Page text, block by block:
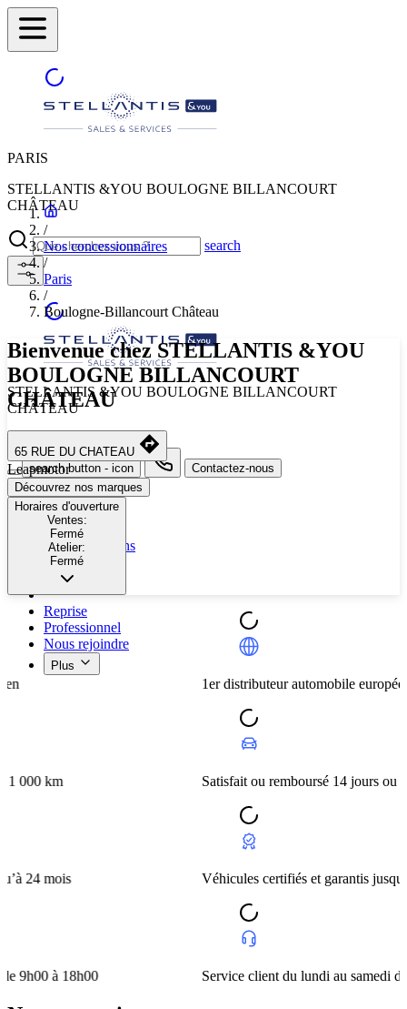
PARIS
STELLANTIS &YOU BOULOGNE BILLANCOURT
CHÂTEAU
search
STELLANTIS &YOU BOULOGNE BILLANCOURT
CHÂTEAU
Sélectionnez une autre ville
search button - icon Contactez-nous
Neuf
Occasion
Nos promotions
Nos marques
Entretien
Reprise
Professionnel
Nous rejoindre
Plus
/
Nos concessionnaires
/
Paris
/
Boulogne-Billancourt Château
Bienvenue chez STELLANTIS &YOU
BOULOGNE BILLANCOURT
CHÂTEAU
65 RUE DU CHATEAU
Leapmotor
Découvrez nos marques
Horaires d'ouverture
Ventes:
Fermé
Atelier:
Fermé
18h00
1er distributeur automobile européen
Satisfait ou remboursé 14 jours ou 1 000 km
Véhicules certifiés et garantis jusqu’à 24
Service client du lundi au samedi de 9h00 à